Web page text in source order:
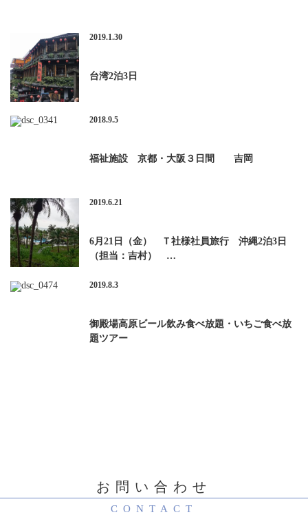
2019.1.30
台湾2泊3日
2018.9.5
福祉施設 京都・大阪３日間 吉岡
2019.6.21
6月21日（金） Ｔ社様社員旅行 沖縄2泊3日
（担当：吉村） …
2019.8.3
御殿場高原ビール飲み食べ放題・いちご食べ放
題ツアー
お問い合わせ
CONTACT